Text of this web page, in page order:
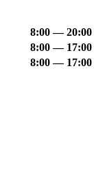
8:00 — 20:00
8:00 — 17:00
8:00 — 17:00